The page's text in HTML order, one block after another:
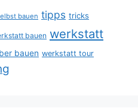
bauen tipps tricks
bauen werkstatt
bauen werkstatt tour